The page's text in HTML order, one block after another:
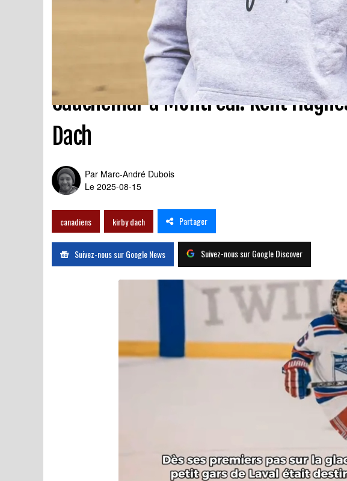
Cauchemar à Montréal: Kent
Dach
Par Marc-André Dubois
Le 2025-08-15
canadiens kirby dach Partager
Suivez-nous sur Google News Suivez-nous sur Google Discover